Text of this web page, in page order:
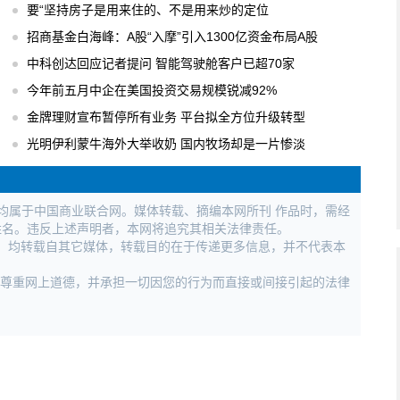
要“坚持房子是用来住的、不是用来炒的定位
招商基金白海峰：A股“入摩”引入1300亿资金布局A股
中科创达回应记者提问 智能驾驶舱客户已超70家
今年前五月中企在美国投资交易规模锐减92%
金牌理财宣布暂停所有业务 平台拟全方位升级转型
光明伊利蒙牛海外大举收奶 国内牧场却是一片惨淡
于中国商业联合网。媒体转载、摘编本网所刊 作品时，需经
。违反上述声明者，本网将追究其相关法律责任。
转载自其它媒体，转载目的在于传递更多信息，并不代表本
重网上道德，并承担一切因您的行为而直接或间接引起的法律